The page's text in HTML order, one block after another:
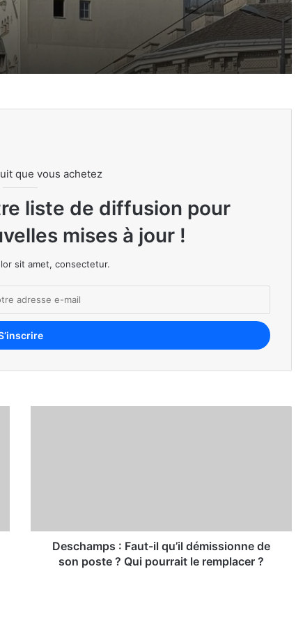
2026
les plus riches d’Afrique
Le Classement Forbes 2026 des 5 Championnats de Football les Plus Riches au Monde
que vous achetez
liste de diffusion pour
mises à jour !
sit amet, consectetur.
Deschamps : Faut-il qu’il démissionne de
son poste ? Qui pourrait le remplacer ?